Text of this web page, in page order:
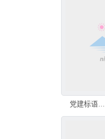
党建标语文化墙